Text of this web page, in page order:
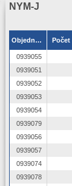
NYM-J
Objednací číslo Počet
0939055
0939051
0939052
0939053
0939054
0939079
0939056
0939057
0939074
0939078